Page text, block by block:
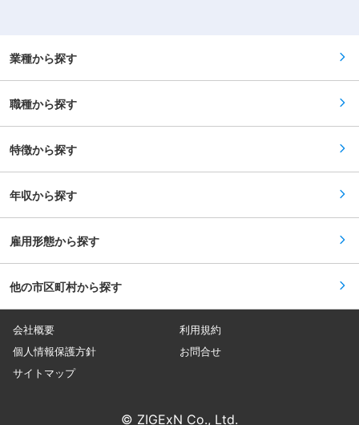
ており、ワークライフバランスを保ちながら業務
ーテイメント領域を束ねる企業です。ウシオライ
ティングが持つ光や照明の技術を中心に、映像や
音響等を融合させたり、産業分野においてもソリ
やスタジアム照明のほか、商業施設など様々な場
向上への改良保全が必要 ＜目標＞ ・事後保全か
ら予防保全への移行を推進することで安全・品
質・生産の安定および生産機会損失を最小化する
プクラス＞ 制御機器分野におけるスイッチ製品で
サーが当社の主力製品。新しいことへの挑戦も積
極的です。 ＜グローバル企業＞ 海外売上比率
50％／海外社員比率71％／フランス子会社とのシ
定める業務
業種から探す
職種から探す
特徴から探す
年収から探す
雇用形態から探す
他の市区町村から探す
会社概要
利用規約
個人情報保護方針
お問合せ
サイトマップ
© ZIGExN Co., Ltd.